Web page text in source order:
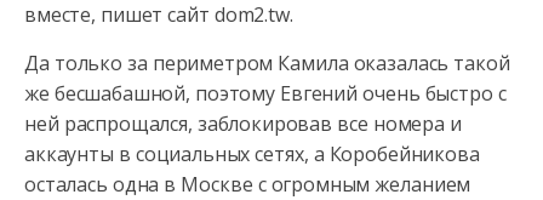
вместе, пишет сайт dom2.tw.
Да только за периметром Камила оказалась такой
же бесшабашной, поэтому Евгений очень быстро с
ней распрощался, заблокировав все номера и
аккаунты в социальных сетях, а Коробейникова
осталась одна в Москве с огромным желанием